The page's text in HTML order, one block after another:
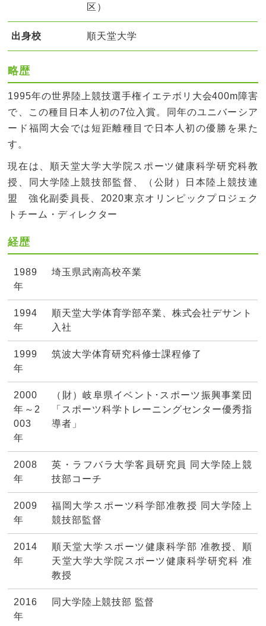
区）
出身校 順天堂大学
略歴
1995年の世界陸上競技選手権イエテボリ大会400m障害
で、この種目日本人初の7位入賞。同年のユニバーシア
ード福岡大会では短距離種目で日本人初の優勝を果た
す。
現在は、順天堂大学大学院スポーツ健康科学研究科教
授、同大学陸上競技部監督、（公財）日本陸上競技連
盟 強化副委員長、2020東京オリンピックプロジェク
トチーム・ディレクター
経歴
1989
年
埼玉県武南高校卒業
1994
年
順天堂大学体育学部卒業、株式会社デサント
入社
1999
年
筑波大学体育研究科修士課程修了
2000
年～2
003
年
（財）岐阜県イベント･スポーツ振興事業団
「スポーツ科学トレーニングセンター優秀指
導者」
2008
年
英・ラフバラ大学客員研究員 同大学陸上競
技部コーチ
2009
年
福岡大学スポーツ科学部准教授 同大学陸上
競技部監督
2014
年
順天堂大学スポーツ健康科学部 准教授、順
天堂大学大学院スポーツ健康科学研究科 准
教授
2016
年
同大学陸上競技部 監督